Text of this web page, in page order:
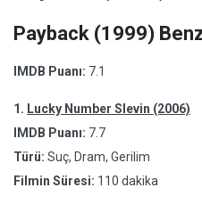
Payback (1999)
IMDB Puanı: 7.1
1. Lucky Number Slevin (2006)
IMDB Puanı: 7.7
Türü: Suç, Dram, Gerilim
Filmin Süresi: 110 dakika